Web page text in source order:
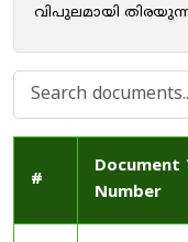
വിപുലമായി
#
Number